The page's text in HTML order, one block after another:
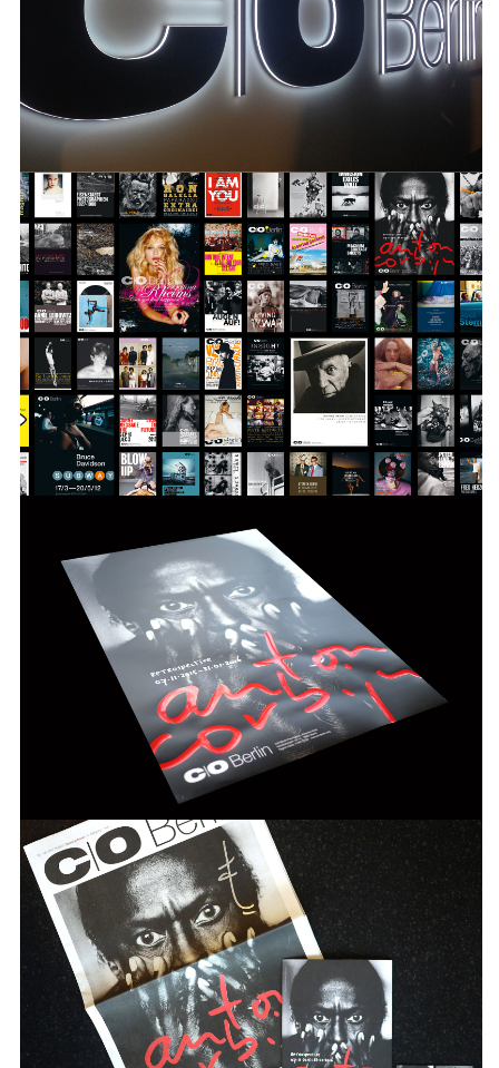
von inzwischen über 200 Ausstellungen,
einer Vielzahl an Publikation und allen
Kommunikativen Maßnahmen der
Institution.
INFO +